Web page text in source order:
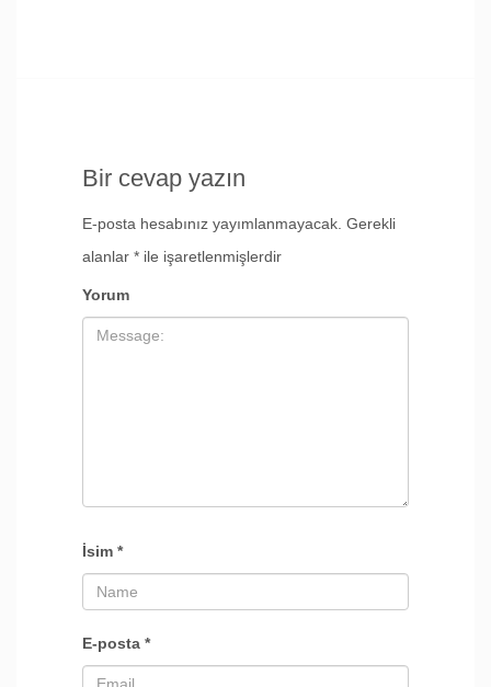
Bir cevap yazın
E-posta hesabınız yayımlanmayacak. Gerekli
alanlar * ile işaretlenmişlerdir
Yorum
İsim *
E-posta *